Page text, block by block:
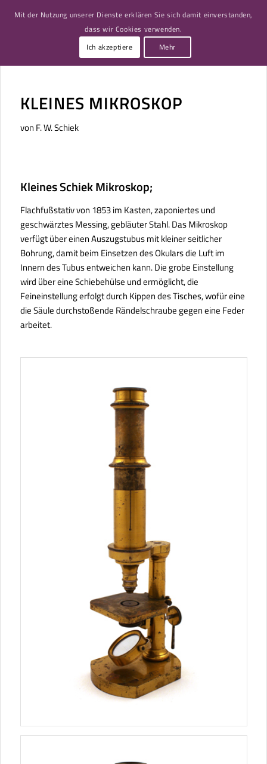
KLEINES MIKROSKOP
von F. W. Schiek
Kleines Schiek Mikroskop;
Flachfußstativ von 1853 im Kasten, zaponiertes und
geschwärztes Messing, gebläuter Stahl. Das Mikroskop
verfügt über einen Auszugstubus mit kleiner seitlicher
Bohrung, damit beim Einsetzen des Okulars die Luft im
Innern des Tubus entweichen kann. Die grobe Einstellung
wird über eine Schiebehülse und ermöglicht, die
Feineinstellung erfolgt durch Kippen des Tisches, wofür eine
die Säule durchstoßende Rändelschraube gegen eine Feder
arbeitet.
Mit der Nutzung unserer Dienste erklären Sie sich damit einverstanden,
dass wir Cookies verwenden.
Ich akzeptiere
Mehr